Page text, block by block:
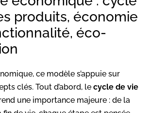
produits, économie
éco-
ce modèle s’appuie sur
clés. Tout d’abord, le cycle de vie
une importance majeure : de la